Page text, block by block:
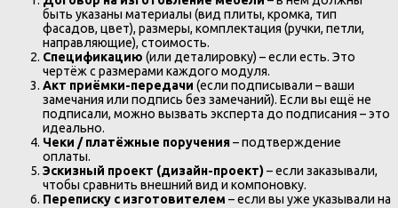
быть указаны материалы (вид плиты, кромка, тип
фасадов, цвет), размеры, комплектация (ручки, петли,
направляющие), стоимость.
Спецификацию (или деталировку) – если есть. Это
чертёж с размерами каждого модуля.
Акт приёмки-передачи (если подписывали – ваши
замечания или подпись без замечаний). Если вы ещё не
подписали, можно вызвать эксперта до подписания – это
идеально.
Чеки / платёжные поручения– подтверждение
оплаты.
Эскизный проект (дизайн-проект)– если заказывали,
чтобы сравнить внешний вид и компоновку.
Переписку с изготовителем – если вы уже указывали на